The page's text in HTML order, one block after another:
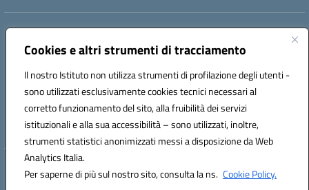
Cookies e altri strumenti di tracciamento
Il nostro Istituto non utilizza strumenti di profilazione degli utenti -
sono utilizzati esclusivamente cookies tecnici necessari al
corretto funzionamento del sito, alla fruibilità dei servizi
istituzionali e alla sua accessibilità – sono utilizzati, inoltre,
strumenti statistici anonimizzati messi a disposizione da Web
Analytics Italia.
Per saperne di più sul nostro sito, consulta la ns. Cookie Policy.
Indirizzo:
Centralino:+39 080 2446680 Email:baic882008@istruzione.it
Codice fiscale: 80023470729
Codice meccanografico:
BAIC882008
Codice unico di fatturazione (CUF): UFEUNT
Hosting & Powered by 3D Solution S.r.l.
Concept & Design by Designers Italia